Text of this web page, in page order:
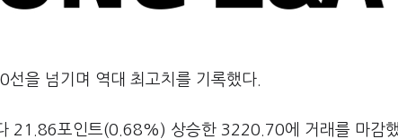
을 넘기며 역대 최고치를 기록했다.
21.86포인트(0.68%) 상승한 3220.70에 거래를 마감